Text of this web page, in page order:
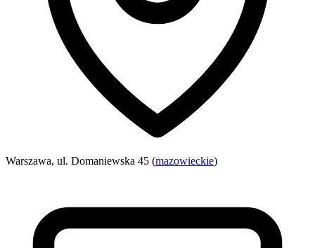
Warszawa, ul. Domaniewska 45 (mazowieckie)